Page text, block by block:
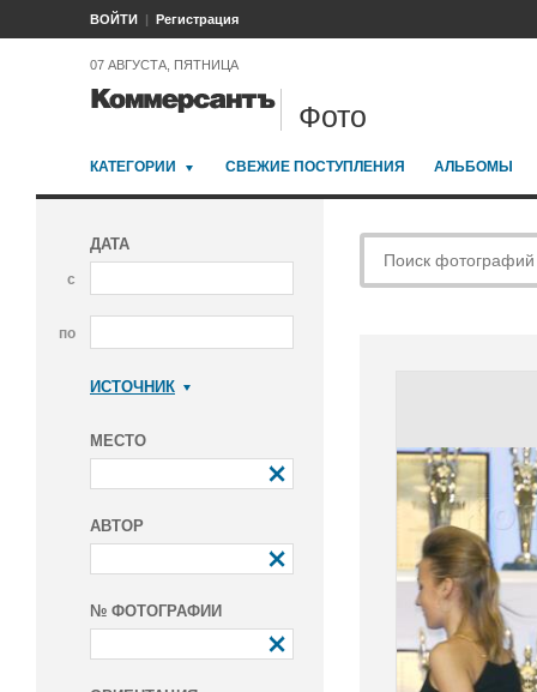
ВОЙТИ Регистрация
07 АВГУСТА, ПЯТНИЦА
Фото
КАТЕГОРИИ СВЕЖИЕ ПОСТУПЛЕНИЯ АЛЬБОМЫ
ДАТА
с
по
ИСТОЧНИК
МЕСТО
АВТОР
№ ФОТОГРАФИИ